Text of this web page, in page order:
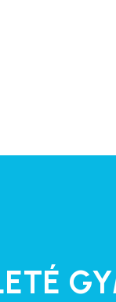
veřejné správě,